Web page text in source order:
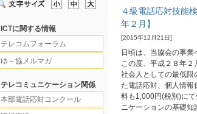
ICTに関する情報
テレコムフォーラム
ゆ～協メルマガ
テレコミュニケーション関係
本部電話応対コンクール
４級電話応対技能
年２月】
[2015年12月21日]
日頃は、当協会の事業
この度、平成２８年２
社会人としての最低限
た電話応対、個人情報
料も1,000円(税別)に
ニケーションの基礎知